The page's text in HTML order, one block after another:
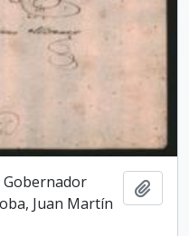
Gobernador
Juan Martín